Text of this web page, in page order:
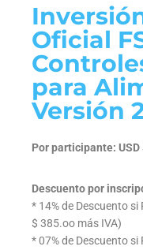
Oficial
para
Versión
Por participante: USD
Descuento por
* 14% de Descuento
$ 385.oo más IVA)
* 07% de Descuento